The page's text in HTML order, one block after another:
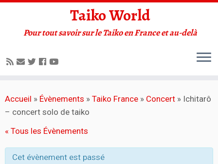
Taiko World
Pour tout savoir sur le Taiko en France et au-delà
Accueil » Évènements » Taiko France » Concert » Ichitarô
– concert solo de taiko
« Tous les Évènements
Cet évènement est passé